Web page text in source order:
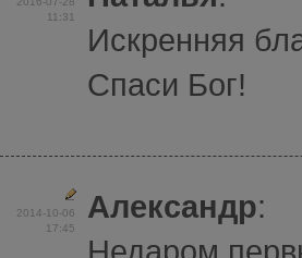
11:31
Искренняя
Спаси Бог!
2014-10-06
17:45
Александр: